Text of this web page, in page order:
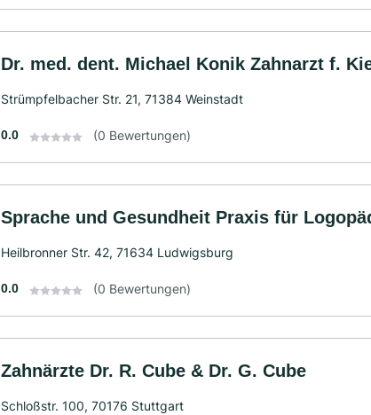
Dr. med. dent. Michael Konik Zahnarzt f.
Strümpfelbacher Str. 21, 71384 Weinstadt
0.0 (0 Bewertungen)
Sprache und Gesundheit Praxis für
Heilbronner Str. 42, 71634 Ludwigsburg
0.0 (0 Bewertungen)
Zahnärzte Dr. R. Cube & Dr. G. Cube
Schloßstr. 100, 70176 Stuttgart